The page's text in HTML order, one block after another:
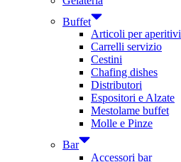
Buffet
Articoli per aperitivi
Carrelli servizio
Cestini
Chafing dishes
Distributori
Espositori e Alzate
Mestolame buffet
Molle e Pinze
Bar
Accessori bar